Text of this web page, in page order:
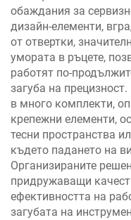
обаждания за
дизайн-елементи,
от отвертки,
умората в ръцете,
работят по-
загуба на
в много комплекти,
крепежни елементи,
тесни пространства
където падането на
Организираните
придружаващи
ефективността на
загубата на